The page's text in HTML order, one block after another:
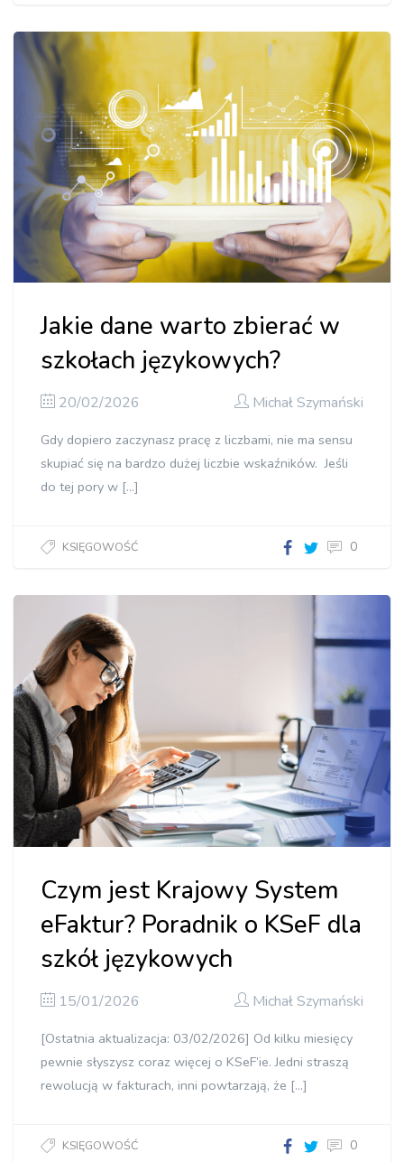
Jakie dane warto zbierać w
szkołach językowych?
20/02/2026 Michał Szymański
Gdy dopiero zaczynasz pracę z liczbami, nie ma sensu
skupiać się na bardzo dużej liczbie wskaźników. Jeśli
do tej pory w […]
KSIĘGOWOŚĆ 0
Czym jest Krajowy System
eFaktur? Poradnik o KSeF dla
szkół językowych
15/01/2026 Michał Szymański
[Ostatnia aktualizacja: 03/02/2026] Od kilku miesięcy
pewnie słyszysz coraz więcej o KSeF’ie. Jedni straszą
rewolucją w fakturach, inni powtarzają, że […]
KSIĘGOWOŚĆ 0